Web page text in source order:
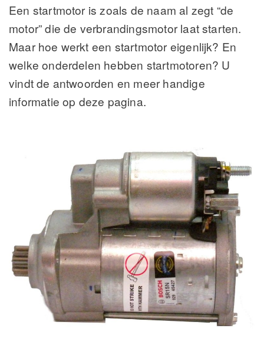
Een startmotor is zoals de naam al zegt “de
motor” die de verbrandingsmotor laat starten.
Maar hoe werkt een startmotor eigenlijk? En
welke onderdelen hebben startmotoren? U
vindt de antwoorden en meer handige
informatie op deze pagina.